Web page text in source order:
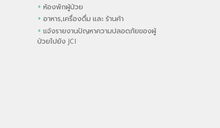
ห้องพักผู้ป่วย
อาหาร,เครื่องดื่ม และ ร้านค้า
แจ้งรายงานปัญหาความปลอดภัยของผู้
ป่วยไปยัง JCI